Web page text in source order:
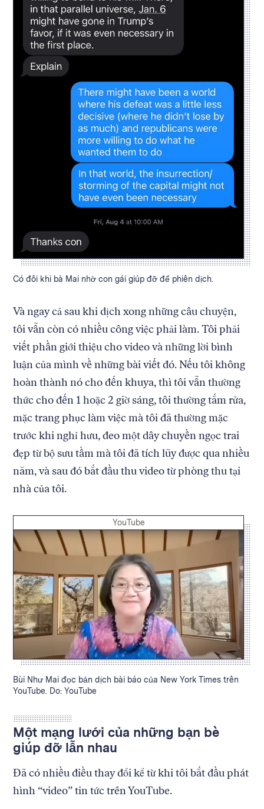
Caption:
Có đôi khi bà Mai nhờ con gái giúp đỡ để phiên dịch.
Và ngay cả sau khi dịch xong những câu chuyện,
tôi vẫn còn có nhiều công việc phải làm. Tôi phải
viết phần giới thiệu cho video và những lời bình
luận của mình về những bài viết đó. Nếu tôi không
hoàn thành nó cho đến khuya, thì tôi vẫn thường
thức cho đến 1 hoặc 2 giờ sáng, tôi thường tắm rửa,
mặc trang phục làm việc mà tôi đã thường mặc
trước khi nghỉ hưu, đeo một dây chuyền ngọc trai
đẹp từ bộ sưu tầm mà tôi đã tích lũy được qua nhiều
năm, và sau đó bắt đầu thu video từ phòng thu tại
nhà của tôi.
Credit:
YouTube
Caption:
Bùi Như Mai đọc bản dịch bài báo của New York Times trên
YouTube. Do: YouTube
Một mạng lưới của những bạn bè
giúp đỡ lẫn nhau
Đã có nhiều điều thay đổi kể từ khi tôi bắt đầu phát
hình “video” tin tức trên YouTube.